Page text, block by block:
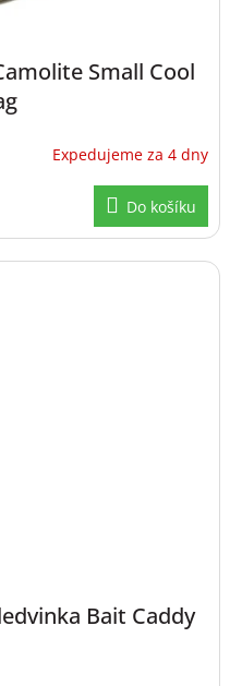
Small Cool
Expedujeme za 4 dny
Do košíku
Bait Caddy